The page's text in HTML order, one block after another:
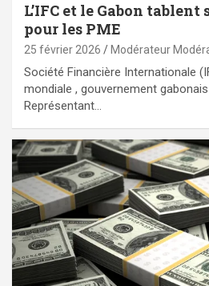
L’IFC et le Gabon
pour les PME
25 février 2026 Modérateur
Société Financière Internationale
mondiale , gouvernement gabonais
Représentant…